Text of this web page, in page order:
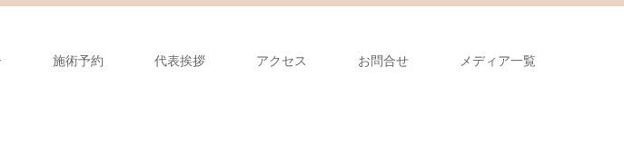
施術予約 代表挨拶 アクセス お問合せ メディア一覧